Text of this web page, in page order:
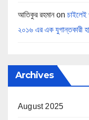
আতিকুর রহমান on
২০১৬ এর এক যুগান্তকারী
Archives
August 2025